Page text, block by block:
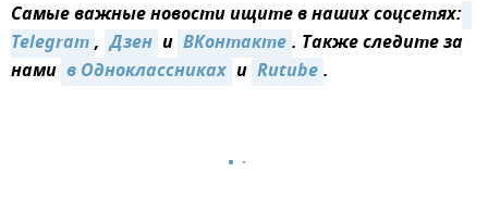
Самые важные новости ищите в наших соцсетях:
Telegram, Дзен и ВКонтакте. Также следите за
нами в Одноклассниках и Rutube.